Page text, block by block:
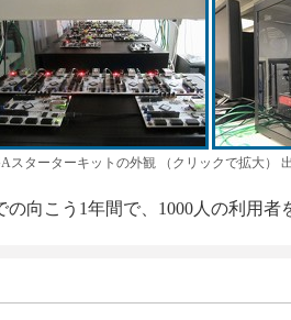
スターターキットの外観 （クリックで拡大）
向こう1年間で、1000人の利用者